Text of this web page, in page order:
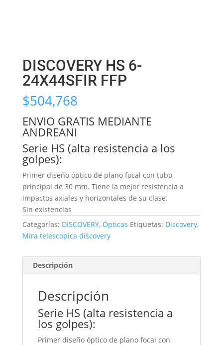
DISCOVERY HS 6-
24X44SFIR FFP
$504,768
ENVIO GRATIS MEDIANTE
ANDREANI
Serie HS (alta resistencia a los
golpes):
Primer diseño óptico de plano focal con tubo
principal de 30 mm. Tiene la mejor resistencia a
impactos axiales y horizontales de su clase.
Sin existencias
Categorías: DISCOVERY, Ópticas Etiquetas: Discovery,
Mira telescopica discovery
Descripción
Descripción
Serie HS (alta resistencia a
los golpes):
Primer diseño óptico de plano focal con